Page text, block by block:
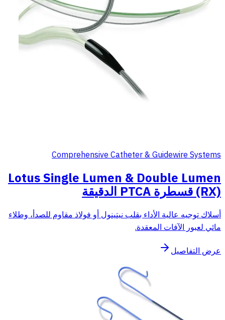
Comprehensive Catheter & Guidewire Systems
Lotus Single Lumen & Double Lumen
(RX) قسطرة PTCA الدقيقة
أسلاك توجيه عالية الأداء بقلب نيتينول أو فولاذ مقاوم للصدأ، وطلاء
مائي لعبور الآفات المعقدة.
عرض التفاصيل